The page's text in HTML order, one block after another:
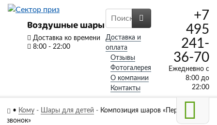
Воздушные шары
Доставка ко времени
8:00 - 22:00
Доставка и
оплата
Отзывы
Фотогалерея
О компании
Контакты
+7
495
241-
36-70
Ежедневно с
8:00 до
22:00
• Кому- Шары для детей - Композиция шаров «Первый
звонок»